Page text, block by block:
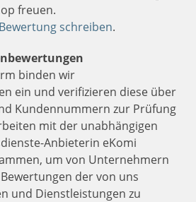
freuen.
Bewertung schreiben.
binden wir
ein und verifizieren diese über
Kundennummern zur Prüfung
mit der unabhängigen
Anbieterin eKomi
um von Unternehmern
der von uns
und Dienstleistungen zu